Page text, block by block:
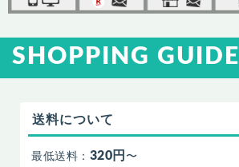
SHOPPING GUIDE
送料について
最低送料： 320円 〜